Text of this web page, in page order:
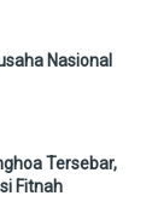
Nasional
Tersebar,
Fitnah